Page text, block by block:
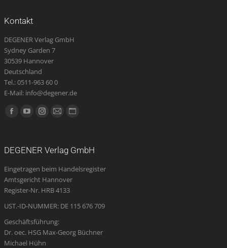
Kontakt
DEGENER Verlag GmbH
Sydney Garden 7
30539 Hannover
Deutschland
Tel.: 0511-963 60 0
E-Mail: info@degener.de
Finden Sie uns auf:
Facebook
new
window
YouTube
new
window
Instagram
new
window
E-
opens
in
new
Website
new
DEGENER Verlag GmbH
Eingetragen beim Handelsregister
Amtsgericht Hannover
Register-Nr. HRB 4133
UST.-ID-NUMMER: DE 115 676 709
Geschäftsführung:
Dr. oec. HSG Max-Georg Büchner
Michael Hühn